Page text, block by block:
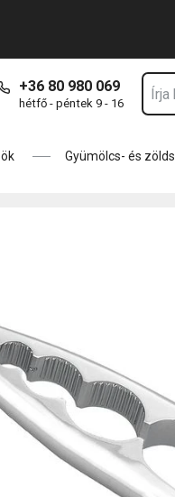
+36 80 980 069
hétfő - péntek 9 - 16
Gyümölcs- és